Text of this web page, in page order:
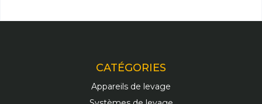
CATÉGORIES
Appareils de levage